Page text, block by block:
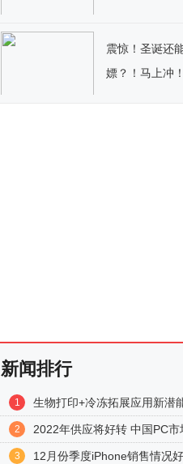
震惊！圣诞还
嫖？！马上冲！
新闻排行
1 生物打印+冷冻拓展应用新潜
2 2022年供应将好转 中国PC市
3 12月份季度iPhone销售情况好